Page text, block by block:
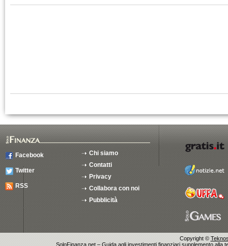
Facebook
Twitter
RSS
Chi siamo
Contatti
Privacy
Collabora con noi
Pubblicità
Copyright ©
SoloFinanza.net – Guida agli investimenti finanziari supplemento